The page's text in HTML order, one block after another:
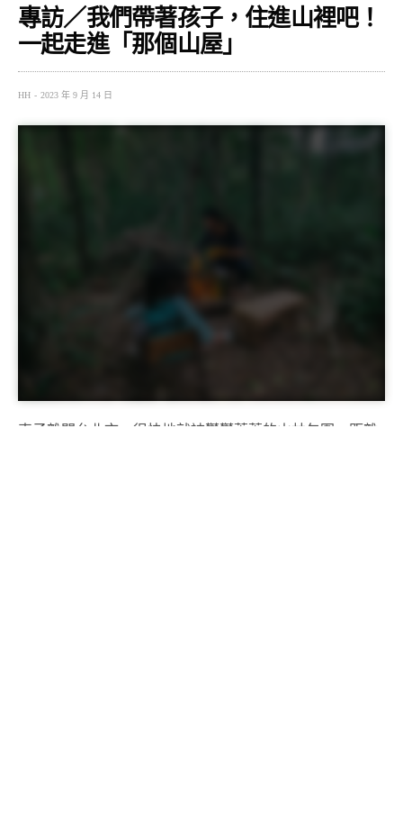
專訪／我們帶著孩子，住進山裡吧！
一起走進「那個山屋」
HH 2023 年 9 月 14 日
車子離開台北市，很快地就被鬱鬱蔥蔥的山林包圍。距離